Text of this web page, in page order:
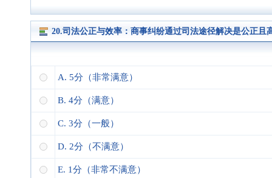
20.司法公正与效率：商事纠纷通过司法途径解决是公正且
A. 5分（非常满意）
B. 4分（满意）
C. 3分（一般）
D. 2分（不满意）
E. 1分（非常不满意）